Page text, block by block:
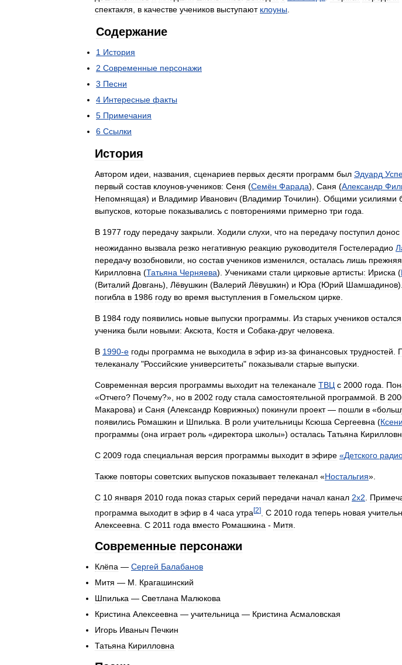
спектакля
в качестве учеников выступают клоуны
Содержание
1 История
2 Современные персонажи
3 Песни
4 Интересные факты
5 Примечания
6 Ссылки
История
Автором идеи названия сценариев первых десяти программ был Эдуард
первый состав клоунов-учеников: Сеня (Семён Фарада), Саня (Александр
Непомнящая) и Владимир Иванович (Владимир Точилин). Общими усилиями
выпусков которые показывались с повторениями примерно три года
В 1977 году передачу закрыли Ходили слухи что на передачу поступил донос
неожиданно вызвала резко негативную реакцию руководителя Гостелерадио
передачу возобновили но состав учеников изменился осталась лишь прежняя
Кирилловна (Татьяна Черняева). Учениками стали цирковые артисты: Ириска (
(Виталий Довгань), Лёвушкин (Валерий Лёвушкин) и Юра (Юрий Шамшадинов).
погибла в 1986 году во время выступления в Гомельском цирке
В 1984 году появились новые выпуски программы Из старых учеников остался
ученика были новыми: Аксюта Костя и Собака-друг человека
В 1990-е годы программа не выходила в эфир из-за финансовых трудностей
телеканалу "Российские университеты" показывали старые выпуски
Современная версия программы выходит на телеканале ТВЦ с 2000 года
«Отчего? Почему?», но в 2002 году стала самостоятельной программой В
Макарова) и Саня (Александр Коврижных) покинули проект— пошли в «
появились Ромашкин и Шпилька В роли учительницы Ксюша Сергеевна (
программы (она играет роль «директора школы») осталась Татьяна
C 2009 года специальная версия программы выходит в эфире «Детского
Также повторы советских выпусков показывает телеканал «Ностальгия».
С 10 января 2010 года показ старых серий передачи начал канал 2х2
программа выходит в эфир в 4 часа утра[2] С 2010 года теперь новая
Алексеевна. С 2011 года вместо Ромашкина - Митя.
Современные персонажи
Клёпа — Сергей Балабанов
Митя — М. Крагашинский
Шпилька — Светлана Малюкова
Кристина Алексеевна — учительница — Кристина Асмаловская
Игорь Иваныч Печкин
Татьяна Кирилловна